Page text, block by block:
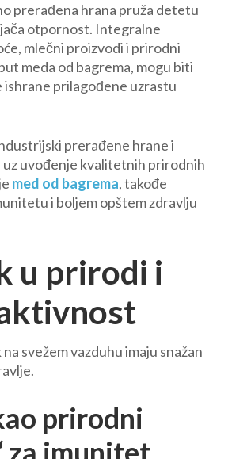
prerađena hrana pruža detetu
otpornost. Integralne
mlečni proizvodi i prirodni
meda od bagrema, mogu biti
prilagođene uzrastu
prerađene hrane i
uz uvođenje kvalitetnih prirodnih
med od bagrema, takođe
i boljem opštem zdravlju
u prirodi i
svežem vazduhu imaju snažan
prirodni
za imunitet